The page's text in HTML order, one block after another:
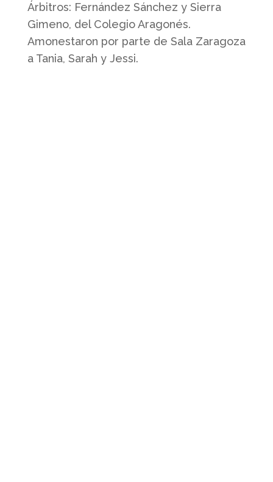
Árbitros: Fernández Sánchez y Sierra
Gimeno, del Colegio Aragonés.
Amonestaron por parte de Sala Zaragoza
a Tania, Sarah y Jessi.